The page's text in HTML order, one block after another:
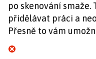
po skenování smaže.
přidělávat práci a
Přesně to vám